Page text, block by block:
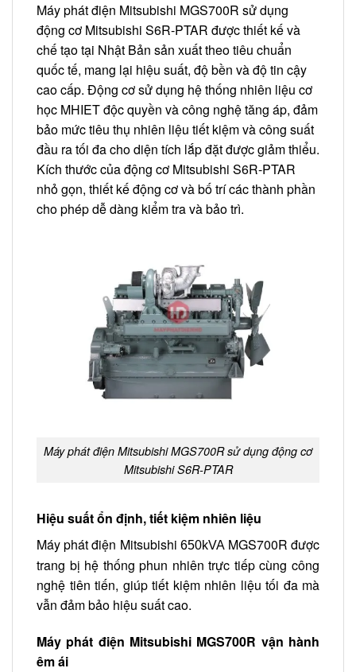
Máy phát điện Mitsubishi MGS700R sử dụng
động cơ Mitsubishi S6R-PTAR được thiết kế và
chế tạo tại Nhật Bản sản xuất theo tiêu chuẩn
quốc tế, mang lại hiệu suất, độ bền và độ tin cậy
cao cấp. Động cơ sử dụng hệ thống nhiên liệu cơ
học MHIET độc quyền và công nghệ tăng áp, đảm
bảo mức tiêu thụ nhiên liệu tiết kiệm và công suất
đầu ra tối đa cho diện tích lắp đặt được giảm thiểu.
Kích thước của động cơ Mitsubishi S6R-PTAR
nhỏ gọn, thiết kế động cơ và bố trí các thành phần
cho phép dễ dàng kiểm tra và bảo trì.
Máy phát điện Mitsubishi MGS700R sử dụng động cơ
Mitsubishi S6R-PTAR
Hiệu suất ổn định, tiết kiệm nhiên liệu
Máy phát điện Mitsubishi 650kVAMGS700R được
trang bị hệ thống phun nhiên trực tiếp cùng công
nghệ tiên tiến, giúp tiết kiệm nhiên liệu tối đa mà
vẫn đảm bảo hiệu suất cao.
Máy phát điện Mitsubishi MGS700R vận hành
êm ái